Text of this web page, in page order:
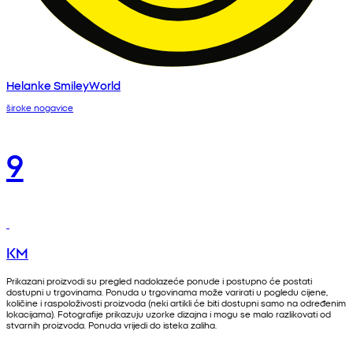
Helanke SmileyWorld
široke nogavice
9
KM
Prikazani proizvodi su pregled nadolazeće ponude i postupno će postati
dostupni u trgovinama. Ponuda u trgovinama može varirati u pogledu cijene,
količine i raspoloživosti proizvoda (neki artikli će biti dostupni samo na određenim
lokacijama). Fotografije prikazuju uzorke dizajna i mogu se malo razlikovati od
stvarnih proizvoda. Ponuda vrijedi do isteka zaliha.